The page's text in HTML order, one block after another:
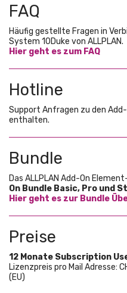
FAQ
Häufig gestellte Fragen in
System 10Duke von ALLPLAN.
Hier geht es zum FAQ
Hotline
Support Anfragen zu den Add-
enthalten.
Bundle
Das ALLPLAN Add-On
On Bundle Basic, Pro und
Hier geht es zur Bundle
Preise
12 Monate Subscription
Lizenzpreis pro Mail Adresse:
(EU)